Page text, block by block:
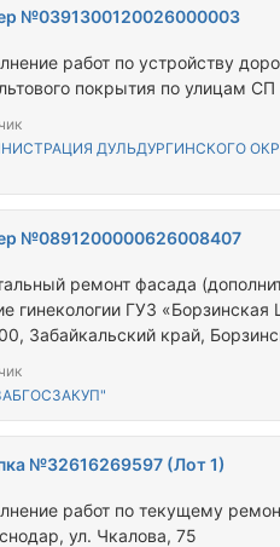
№0391300120026000003
работ по устройству
покрытия по улицам СП
ДУЛЬДУРГИНСКОГО
№0891200000626008407
ремонт фасада
гинекологии ГУЗ
Забайкальский край,
№32616269597 (Лот 1)
работ по текущему
ул. Чкалова, 75